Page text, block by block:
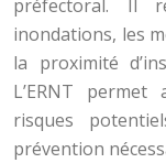
préfectoral. Il
inondations, les
la proximité
L’ERNT
risques
prévention